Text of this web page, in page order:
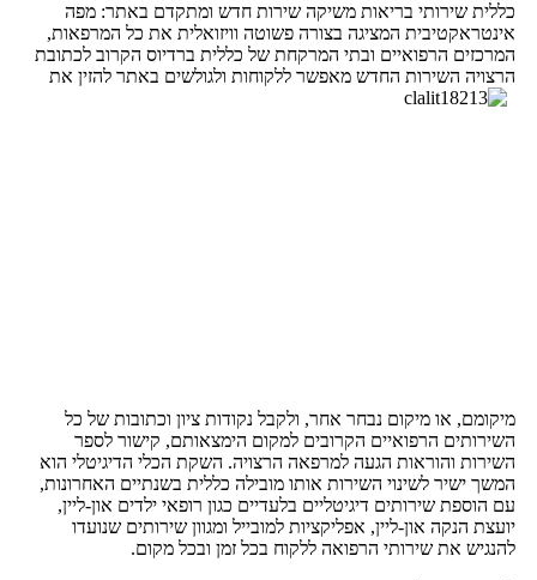
כללית שירותי בריאות משיקה שירות חדש ומתקדם באתר: מפה
אינטראקטיבית המציגה בצורה פשוטה וויזואלית את כל המרפאות,
המרכזים הרפואיים ובתי המרקחת של כללית ברדיוס הקרוב לכתובת
הרצויה השירות החדש מאפשר ללקוחות ולגולשים באתר להזין את
מיקומם, או מיקום נבחר אחר, ולקבל נקודות ציון וכתובות של כל
השירותים הרפואיים הקרובים למקום הימצאותם, קישור לספר
השירות והוראות הגעה למרפאה הרצויה. השקת הכלי הדיגיטלי הוא
המשך ישיר לשינוי השירות אותו מובילה כללית בשנתיים האחרונות,
עם הוספת שירותים דיגיטליים בלעדיים כגון רופאי ילדים און-ליין,
יועצת הנקה און-ליין, אפליקציות למובייל ומגוון שירותים שנועדו
להנגיש את שירותי הרפואה ללקוח בכל זמן ובכל מקום.